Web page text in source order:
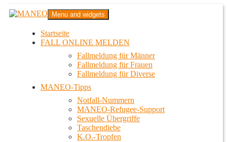
Zum
InhaltMANEO
Das schwule Anti-Gewalt-Projekt in Berlin
Menu and widgets
Startseite
FALL ONLINE MELDEN
Fallmeldung für Männer
Fallmeldung für Frauen
Fallmeldung für Diverse
MANEO-Tipps
Notfall-Nummern
MANEO-Refugee-Support
Sexuelle Übergriffe
Taschendiebe
K.O.-Tropfen